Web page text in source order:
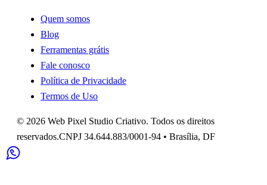
Quem somos
Blog
Ferramentas grátis
Fale conosco
Política de Privacidade
Termos de Uso
© 2026 Web Pixel Studio Criativo. Todos os direitos
reservados.CNPJ 34.644.883/0001-94 • Brasília, DF